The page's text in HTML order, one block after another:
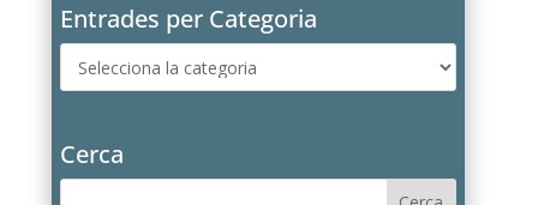
Entrades per Categoria
Cerca